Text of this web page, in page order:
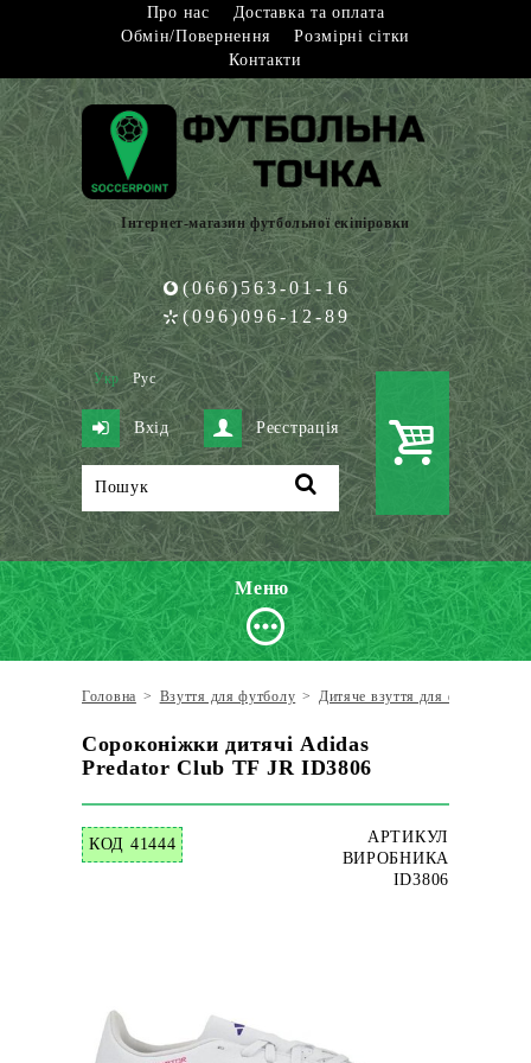
Про нас
Доставка та оплата
Обмін/Повернення
Розмірні сітки
Контакти
Інтернет-магазин футбольної екіпіровки
(066)563-01-16
(096)096-12-89
Укр Рус
Вхід Реєстрація
Меню
Головна > Взуття для футболу > Дитяче взуття для футболу
Сороконіжки дитячі Adidas
Predator Club TF JR ID3806
КОД 41444
АРТИКУЛ
ВИРОБНИКА
ID3806